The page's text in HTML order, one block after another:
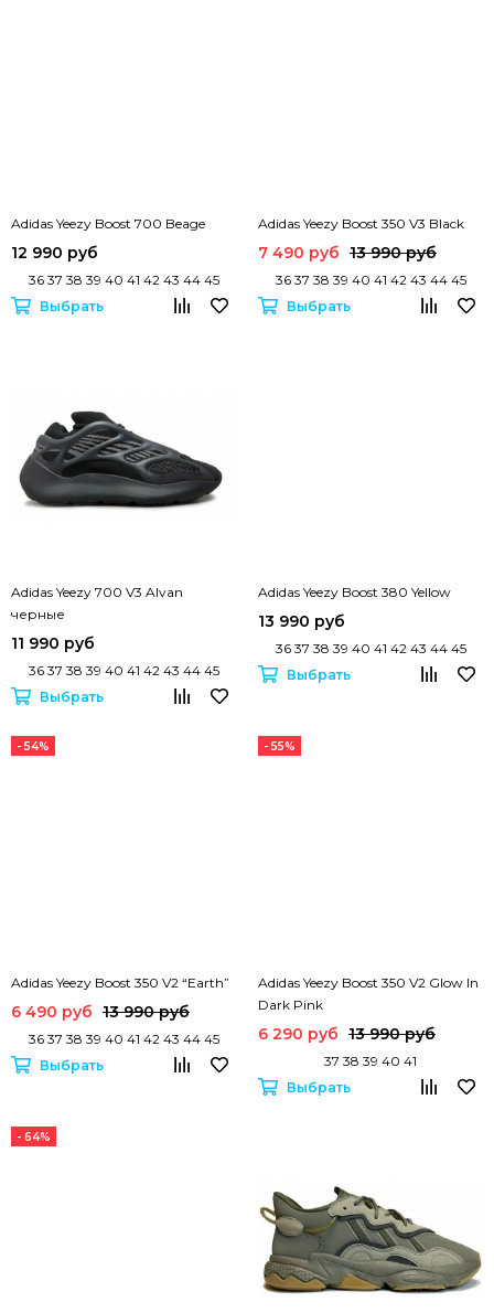
Adidas Yeezy Boost 700 Beage
12 990 руб
36 37 38 39 40 41 42 43 44 45
Выбрать
Adidas Yeezy Boost 350 V3 Black
7 490 руб 13 990 руб
36 37 38 39 40 41 42 43 44 45
Выбрать
Adidas Yeezy 700 V3 Alvan
черные
11 990 руб
36 37 38 39 40 41 42 43 44 45
Выбрать
Adidas Yeezy Boost 380 Yellow
13 990 руб
36 37 38 39 40 41 42 43 44 45
Выбрать
- 54%
Adidas Yeezy Boost 350 V2 “Earth”
6 490 руб 13 990 руб
36 37 38 39 40 41 42 43 44 45
Выбрать
- 55%
Adidas Yeezy Boost 350 V2 Glow In
Dark Pink
6 290 руб 13 990 руб
37 38 39 40 41
Выбрать
- 64%